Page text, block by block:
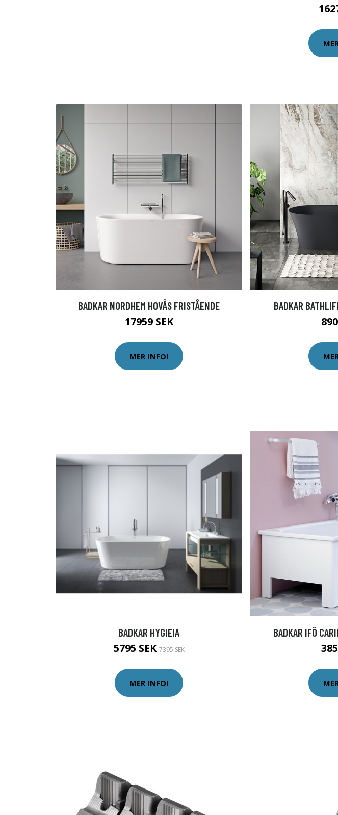
BADKAR NORDHEM HOVÅS FRISTÅENDE
17959 SEK
MER INFO!
BADKAR
BADKAR HYGIEIA
5795 SEK7395 SEK
MER INFO!
BADKAR IFÖ